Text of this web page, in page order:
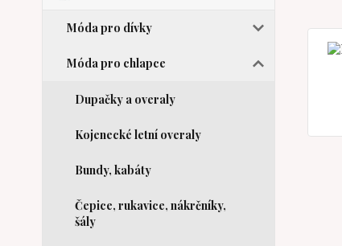
Móda pro dívky
Móda pro chlapce
Dupačky a overaly
Kojenecké letní overaly
Bundy, kabáty
Čepice, rukavice, nákrčníky,
šály